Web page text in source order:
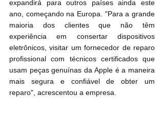
expandirá para outros países ainda este
ano, começando na Europa. "Para a grande
maioria dos clientes que não têm
experiência em consertar dispositivos
eletrônicos, visitar um fornecedor de reparo
profissional com técnicos certificados que
usam peças genuínas da Apple é a maneira
mais segura e confiável de obter um
reparo", acrescentou a empresa.